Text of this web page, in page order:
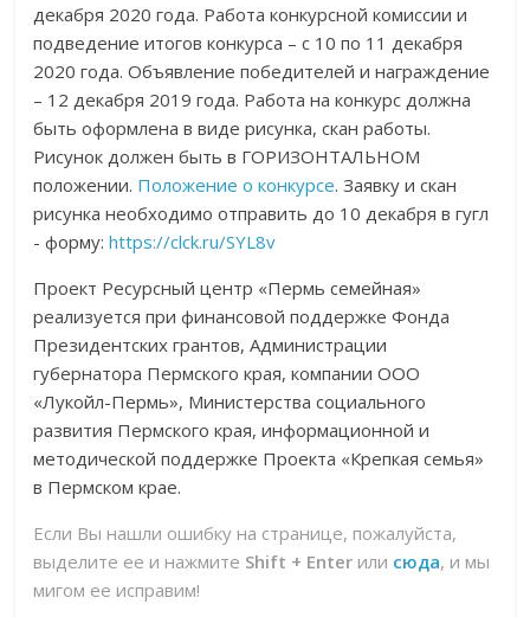
декабря 2020 года. Работа конкурсной комиссии и
подведение итогов конкурса – с 10 по 11 декабря
2020 года. Объявление победителей и награждение
– 12 декабря 2019 года. Работа на конкурс должна
быть оформлена в виде рисунка, скан работы.
Рисунок должен быть в ГОРИЗОНТАЛЬНОМ
положении. Положение о конкурсе. Заявку и скан
рисунка необходимо отправить до 10 декабря в гугл
- форму:https://clck.ru/SYL8v
Проект Ресурсный центр «Пермь семейная»
реализуется при финансовой поддержке Фонда
Президентских грантов, Администрации
губернатора Пермского края, компании ООО
«Лукойл-Пермь», Министерства социального
развития Пермского края, информационной и
методической поддержке Проекта «Крепкая семья»
в Пермском крае.
Если Вы нашли ошибку на странице, пожалуйста,
выделите ее и нажмите Shift + Enter или сюда, и мы
мигом ее исправим!